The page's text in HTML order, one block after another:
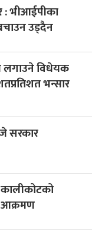
: भीआईपीका
उड्दैन
लगाउने विधेयक
भन्सार
सरकार
आक्रमण